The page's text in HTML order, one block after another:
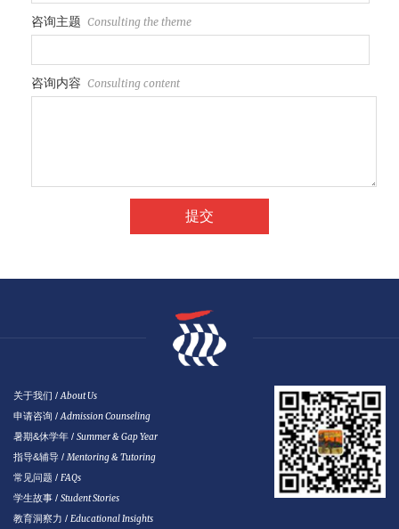
咨询主题 Consulting the theme
咨询内容 Consulting content
关于我们 / About Us
申请咨询 / Admission Counseling
暑期&休学年 / Summer & Gap Year
指导&辅导 / Mentoring & Tutoring
常见问题 / FAQs
学生故事 / Student Stories
教育洞察力 / Educational Insights